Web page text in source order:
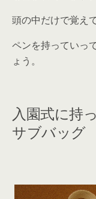
頭の中だけで覚え
ペンを持っていっ
ょう。
入園式に持
サブバッグ